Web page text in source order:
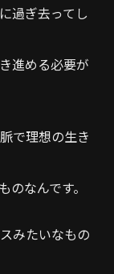
過ぎ去ってし
進める必要が
で理想の生き
なんです。
みたいなもの